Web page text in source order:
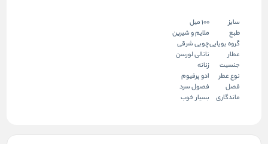
سایز
100 میل
طبع
ملایم و شیرین
گروه بویاییچوبی شرقی
عطار
ناتالی لورسن
جنسیت
زنانه
نوع عطر
ادو پرفیوم
فصل
فصول سرد
ماندگاری
بسیار خوب